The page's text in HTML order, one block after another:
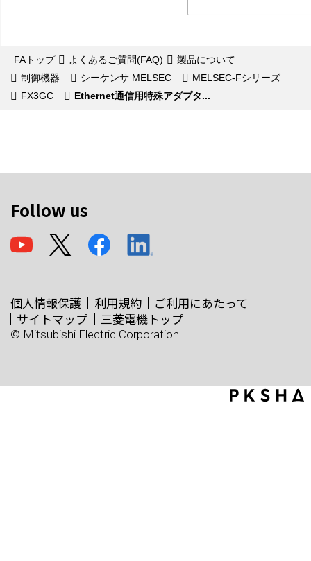
FAトップ よくあるご質問(FAQ)
製品について
制御機器
シーケンサ MELSEC
MELSEC-Fシリーズ
FX3GC
Ethernet通信用特殊アダプタ...
Follow us
個人情報保護 利用規約
ご利用にあたって
サイトマップ
三菱電機トップ
© Mitsubishi Electric Corporation